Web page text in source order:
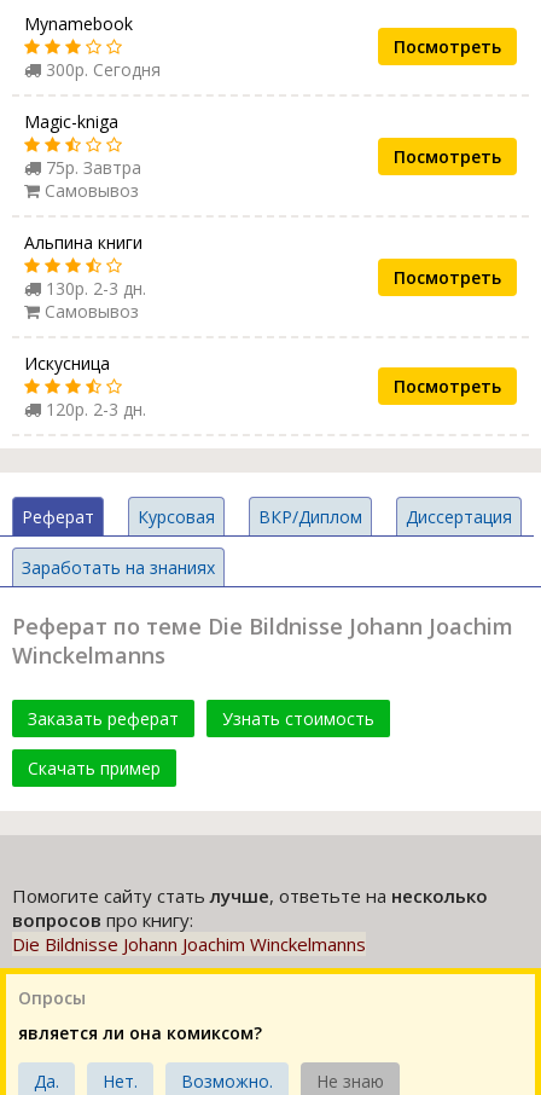
Mynamebook
300р. Сегодня
Посмотреть
Magic-kniga
75р. Завтра
Самовывоз
Посмотреть
Альпина книги
130р. 2-3 дн.
Самовывоз
Посмотреть
Искусница
120р. 2-3 дн.
Посмотреть
Реферат Курсовая ВКР/Диплом Диссертация
Заработать на знаниях
Реферат по теме Die Bildnisse Johann Joachim
Winckelmanns
Заказать реферат Узнать стоимость
Скачать пример
Помогите сайту статьлучше, ответьте на несколько
вопросов про книгу:
Die Bildnisse Johann Joachim Winckelmanns
Опросы
является ли она комиксом?
Да. Нет. Возможно. Не знаю